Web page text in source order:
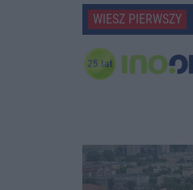
WIESZ PIERWSZY